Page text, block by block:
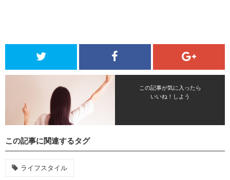
この記事が気に入ったら
いいね！しよう
この記事に関連するタグ
ライフスタイル